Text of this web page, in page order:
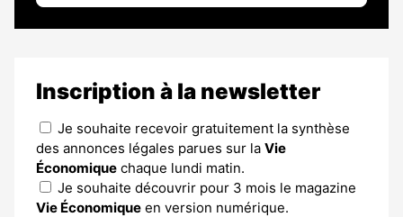
Inscription à la newsletter
Je souhaite recevoir gratuitement la synthèse
des annonces légales parues sur la Vie
Économique chaque lundi matin.
Je souhaite découvrir pour 3 mois le magazine
Vie Économique en version numérique.